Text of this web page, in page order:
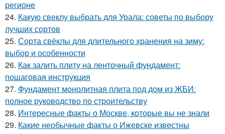
регионе
24. Какую свеклу выбрать для Урала: советы по выбору
лучших сортов
25. Сорта свёклы для длительного хранения на зиму:
выбор и особенности
26. Как залить плиту на ленточный фундамент:
пошаговая инструкция
27. Фундамент монолитная плита под дом из ЖБИ:
полное руководство по строительству
28. Интересные факты о Москве, которые вы не знали
29. Какие необычные факты о Ижевске известны